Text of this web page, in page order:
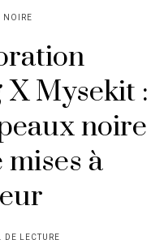
NOIRE
Mysekit :
noire
mises à
LECTURE